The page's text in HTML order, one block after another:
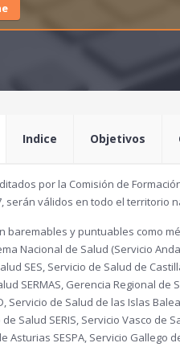
Indice Objetivos
por la Comisión de
serán válidos en todo el territorio
baremables y puntuables como
Nacional de Salud (Servicio
SES, Servicio de Salud de
SERMAS, Gerencia Regional de
Servicio de Salud de las Islas
Salud SERIS, Servicio Vasco de
Asturias SESPA, Servicio Gallego